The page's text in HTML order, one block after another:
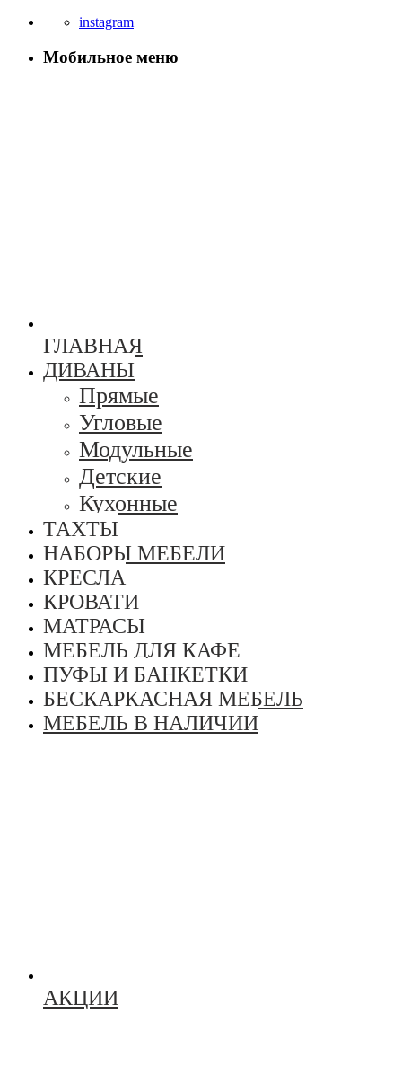
instagram
Мобильное меню
ГЛАВНАЯ
ДИВАНЫ
Прямые
Угловые
Модульные
Детские
Кухонные
ТАХТЫ
НАБОРЫ МЕБЕЛИ
КРЕСЛА
КРОВАТИ
МАТРАСЫ
МЕБЕЛЬ ДЛЯ КАФЕ
ПУФЫ И БАНКЕТКИ
БЕСКАРКАСНАЯ МЕБЕЛЬ
МЕБЕЛЬ В НАЛИЧИИ
АКЦИИ